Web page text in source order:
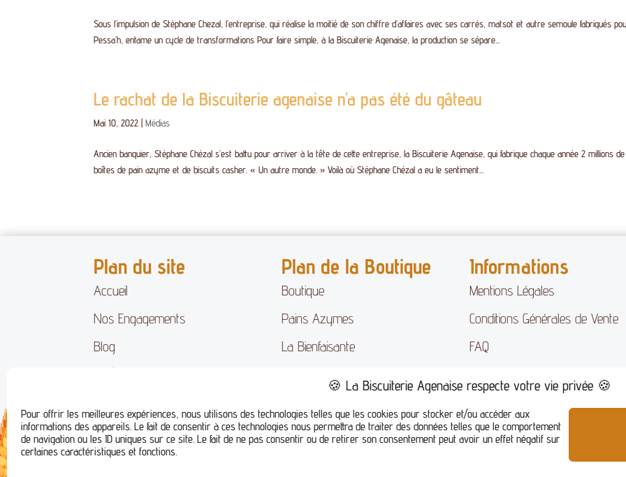
🍪 La Biscuiterie Agenaise respecte votre vie privée 🍪
Pour offrir les meilleures expériences, nous utilisons des technologies telles que les cookies pour stocker et/ou accéder aux
informations des appareils. Le fait de consentir à ces technologies nous permettra de traiter des données telles que le comportement
de navigation ou les ID uniques sur ce site. Le fait de ne pas consentir ou de retirer son consentement peut avoir un effet négatif sur
certaines caractéristiques et fonctions.
Sous l’impulsion de Stéphane Chezal, l’entreprise, qui réalise la moitié de son chiffre d’affaires avec ses carrés, matsot et autre semoule fabriqués
Pessa’h, entame un cycle de transformations Pour faire simple, à la Biscuiterie Agenaise, la production se sépare...
Le rachat de la Biscuiterie agenaise n’a pas été du gâteau
Mai 10, 2022 |Médias
Ancien banquier, Stéphane Chézal s’est battu pour arriver à la tête de cette entreprise, la Biscuiterie Agenaise, qui fabrique chaque année 2 millions de
boîtes de pain azyme et de biscuits casher. « Un autre monde. » Voilà où Stéphane Chézal a eu le senti­ment...
Plan du site
Accueil
Nos Engagements
Blog
Plan de la Boutique
Boutique
Pains Azymes
La Bienfaisante
Informations
Mentions Légales
Conditions Générales de Vente
FAQ